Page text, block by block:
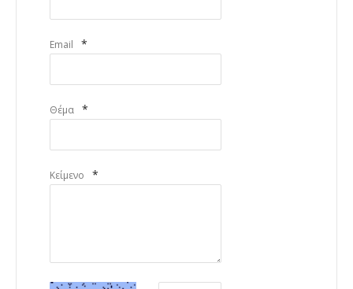
Email *
Θέμα *
Κείμενο *